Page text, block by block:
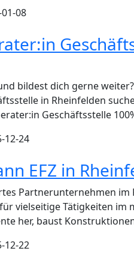
08
bildest dich gerne
in Rheinfelden
Geschäftsstelle
12-24
EFZ in
Partnerunternehmen
vielseitige Tätigkeiten
her, baust
12-22